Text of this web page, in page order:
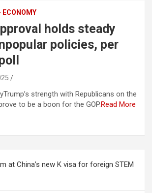
ECONOMY
holds steady
policies, per
strength with Republicans on the
to be a boon for the GOP.Read More
at China’s new K visa for foreign STEM